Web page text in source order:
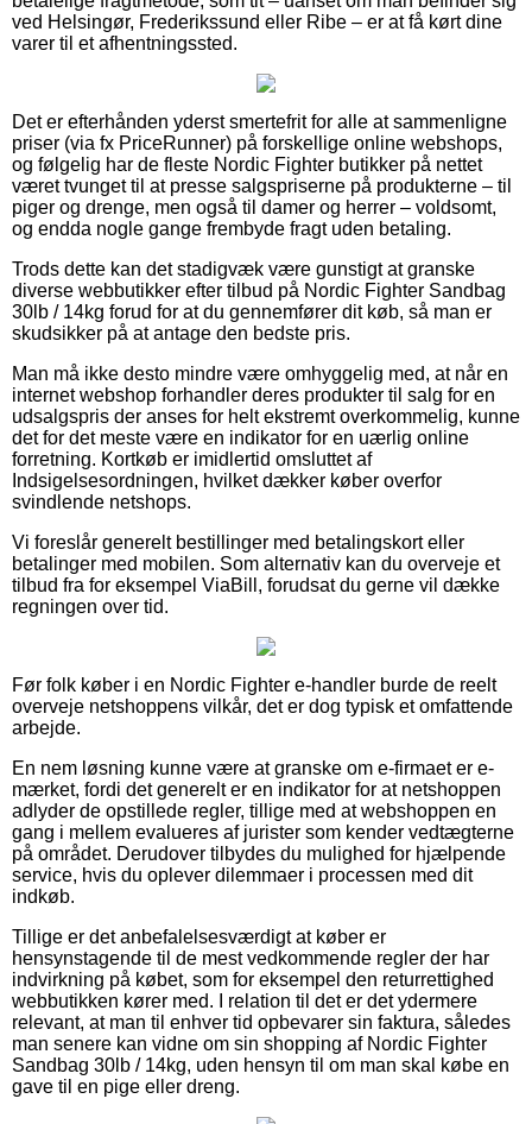
ved Helsingør, Frederikssund eller Ribe – er at få kørt dine
varer til et afhentningssted.
Det er efterhånden yderst smertefrit for alle at sammenligne
priser (via fx PriceRunner) på forskellige online webshops,
og følgelig har de fleste Nordic Fighter butikker på nettet
været tvunget til at presse salgspriserne på produkterne – til
piger og drenge, men også til damer og herrer – voldsomt,
og endda nogle gange frembyde fragt uden betaling.
Trods dette kan det stadigvæk være gunstigt at granske
diverse webbutikker efter tilbud på Nordic Fighter Sandbag
30lb / 14kg forud for at du gennemfører dit køb, så man er
skudsikker på at antage den bedste pris.
Man må ikke desto mindre være omhyggelig med, at når en
internet webshop forhandler deres produkter til salg for en
udsalgspris der anses for helt ekstremt overkommelig, kunne
det for det meste være en indikator for en uærlig online
forretning. Kortkøb er imidlertid omsluttet af
Indsigelsesordningen, hvilket dækker køber overfor
svindlende netshops.
Vi foreslår generelt bestillinger med betalingskort eller
betalinger med mobilen. Som alternativ kan du overveje et
tilbud fra for eksempel ViaBill, forudsat du gerne vil dække
regningen over tid.
Før folk køber i en Nordic Fighter e-handler burde de reelt
overveje netshoppens vilkår, det er dog typisk et omfattende
arbejde.
En nem løsning kunne være at granske om e-firmaet er e-
mærket, fordi det generelt er en indikator for at netshoppen
adlyder de opstillede regler, tillige med at webshoppen en
gang i mellem evalueres af jurister som kender vedtægterne
på området. Derudover tilbydes du mulighed for hjælpende
service, hvis du oplever dilemmaer i processen med dit
indkøb.
Tillige er det anbefalelsesværdigt at køber er
hensynstagende til de mest vedkommende regler der har
indvirkning på købet, som for eksempel den returrettighed
webbutikken kører med. I relation til det er det ydermere
relevant, at man til enhver tid opbevarer sin faktura, således
man senere kan vidne om sin shopping af Nordic Fighter
Sandbag 30lb / 14kg, uden hensyn til om man skal købe en
gave til en pige eller dreng.